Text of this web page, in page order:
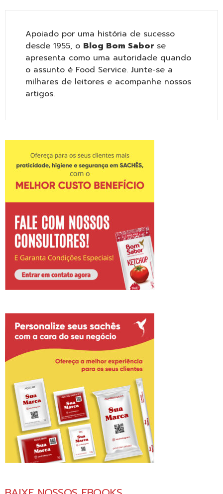
Apoiado por uma história de sucesso
desde 1955, o Blog Bom Sabor se
apresenta como uma autoridade quando
o assunto é Food Service. Junte-se a
milhares de leitores e acompanhe nossos
artigos.